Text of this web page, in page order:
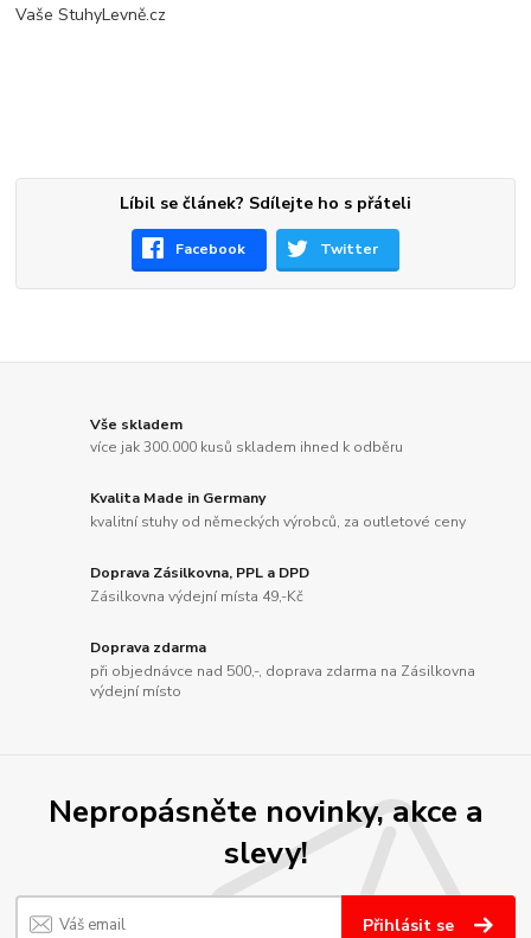
Vaše StuhyLevně.cz
Líbil se článek? Sdílejte ho s přáteli
Facebook Twitter
Vše skladem
více jak 300.000 kusů skladem ihned k odběru
Kvalita Made in Germany
kvalitní stuhy od německých výrobců, za outletové ceny
Doprava Zásilkovna, PPL a DPD
Zásilkovna výdejní místa 49,-Kč
Doprava zdarma
při objednávce nad 500,-, doprava zdarma na Zásilkovna
výdejní místo
Nepropásněte novinky, akce a
slevy!
Přihlásit se